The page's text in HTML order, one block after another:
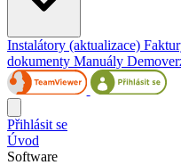
Instalátory (aktualizace)
dokumenty Manuály
Přihlásit se
Úvod
Software